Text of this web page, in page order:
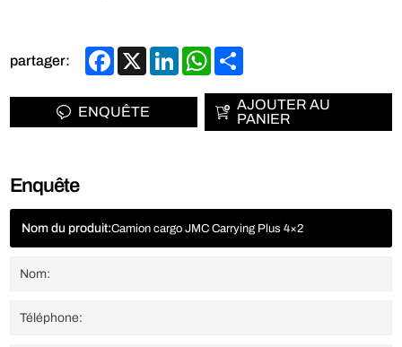
partager: Facebook
X LinkedInWhatsApp
Share
ENQUÊTE AJOUTER AU
PANIER
Enquête
Nom du produit:Camion cargo JMC Carrying Plus 4×2